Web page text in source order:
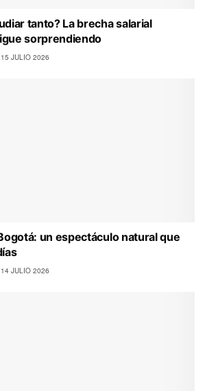
tanto? La brecha salarial
sorprendiendo
15 JULIO 2026
un espectáculo natural que
14 JULIO 2026